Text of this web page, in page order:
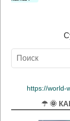
https://world-
☂ 🌞